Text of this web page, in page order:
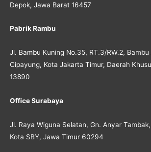
Depok, Jawa Barat 16457
Pabrik Rambu
Jl. Bambu Kuning No.35, RT.3/RW.2, Bambu
Cipayung, Kota Jakarta Timur, Daerah
13890
Office Surabaya
Jl. Raya Wiguna Selatan, Gn. Anyar
Kota SBY, Jawa Timur 60294